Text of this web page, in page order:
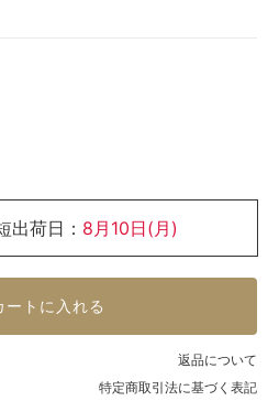
出荷日： 8月10日(月)
ートに入れる
返品について
特定商取引法に基づく表記